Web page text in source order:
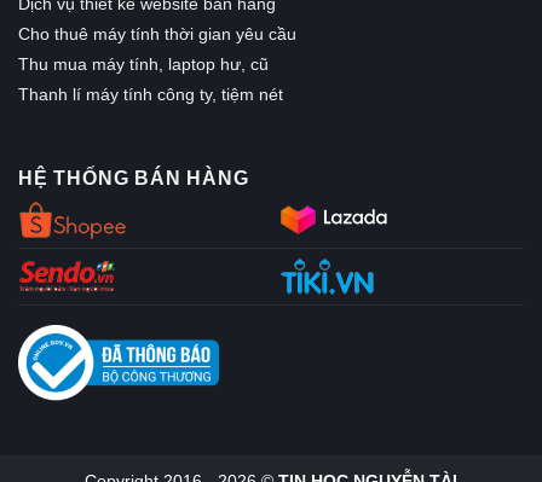
Cho thuê máy tính thời gian yêu cầu
Thu mua máy tính, laptop hư, cũ
Thanh lí máy tính công ty, tiệm nét
HỆ THỐNG BÁN HÀNG